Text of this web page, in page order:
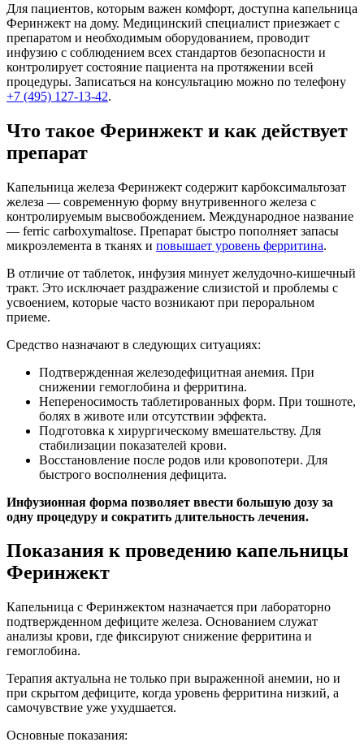
Для пациентов, которым важен комфорт, доступна капельница
Феринжект на дому. Медицинский специалист приезжает с
препаратом и необходимым оборудованием, проводит
инфузию с соблюдением всех стандартов безопасности и
контролирует состояние пациента на протяжении всей
процедуры. Записаться на консультацию можно по телефону
+7 (495) 127-13-42.
Что такое Феринжект и как действует
препарат
Капельница железа Феринжект содержит карбоксимальтозат
железа — современную форму внутривенного железа с
контролируемым высвобождением. Международное название
— ferric carboxymaltose. Препарат быстро пополняет запасы
микроэлемента в тканях и повышает уровень ферритина.
В отличие от таблеток, инфузия минует желудочно-кишечный
тракт. Это исключает раздражение слизистой и проблемы с
усвоением, которые часто возникают при пероральном
приеме.
Средство назначают в следующих ситуациях:
Подтвержденная железодефицитная анемия. При
снижении гемоглобина и ферритина.
Непереносимость таблетированных форм. При тошноте,
болях в животе или отсутствии эффекта.
Подготовка к хирургическому вмешательству. Для
стабилизации показателей крови.
Восстановление после родов или кровопотери. Для
быстрого восполнения дефицита.
Инфузионная форма позволяет ввести большую дозу за
одну процедуру и сократить длительность лечения.
Показания к проведению капельницы
Феринжект
Капельница с Феринжектом назначается при лабораторно
подтвержденном дефиците железа. Основанием служат
анализы крови, где фиксируют снижение ферритина и
гемоглобина.
Терапия актуальна не только при выраженной анемии, но и
при скрытом дефиците, когда уровень ферритина низкий, а
самочувствие уже ухудшается.
Основные показания: